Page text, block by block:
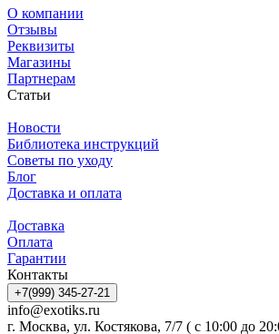
О компании
Отзывы
Реквизиты
Магазины
Партнерам
Статьи
Новости
Библиотека инструкций
Советы по уходу
Блог
Доставка и оплата
Доставка
Оплата
Гарантии
Контакты
+7(999) 345-27-21
info@exotiks.ru
г. Москва, ул. Костякова, 7/7 ( с 10:00 до